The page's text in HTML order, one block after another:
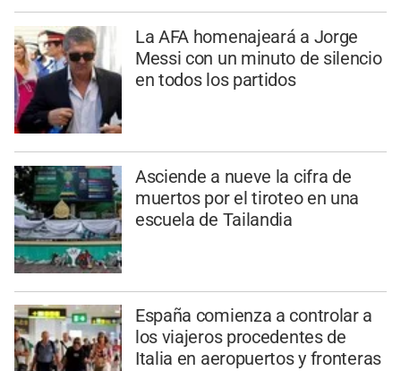
La AFA homenajeará a Jorge
Messi con un minuto de silencio
en todos los partidos
Asciende a nueve la cifra de
muertos por el tiroteo en una
escuela de Tailandia
España comienza a controlar a
los viajeros procedentes de
Italia en aeropuertos y fronteras